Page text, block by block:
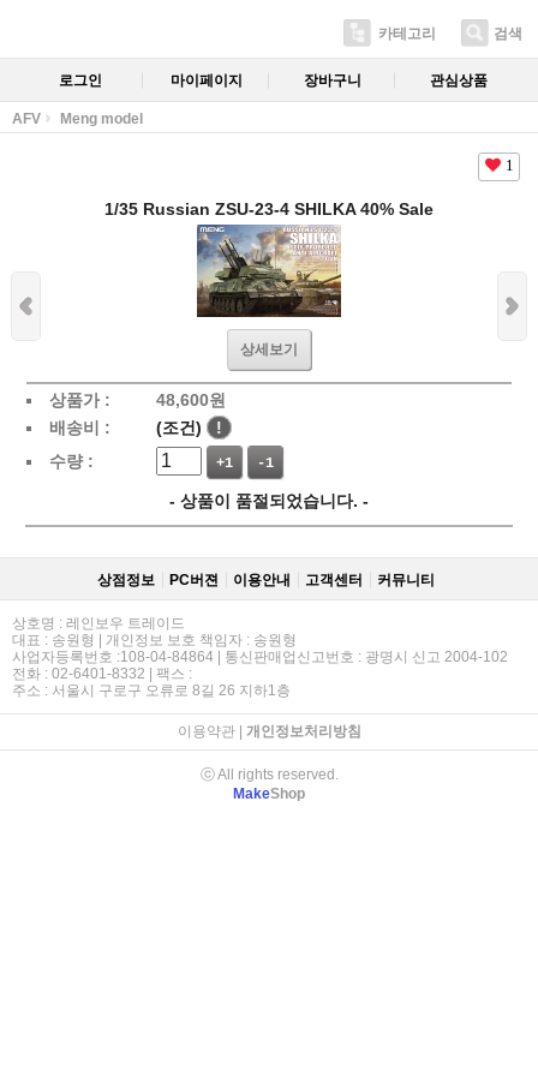
카테고리 검색
로그인 마이페이지 장바구니 관심상품
AFV Meng model
1
1/35 Russian ZSU-23-4 SHILKA 40% Sale
상세보기
상품가 : 48,600원
배송비 :
(조건)
!
수량 :
+1 -1
- 상품이 품절되었습니다. -
상점정보 PC버젼 이용안내 고객센터 커뮤니티
상호명 : 레인보우 트레이드
대표 : 송원형 | 개인정보 보호 책임자 : 송원형
사업자등록번호 :108-04-84864 | 통신판매업신고번호 : 광명시 신고 2004-102
전화 : 02-6401-8332 | 팩스 :
주소 : 서울시 구로구 오류로 8길 26 지하1층
이용약관| 개인정보처리방침
ⓒ All rights reserved.
MakeShop